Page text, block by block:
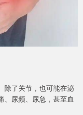
除了关节，也可能在泌
、尿频、尿急，甚至血